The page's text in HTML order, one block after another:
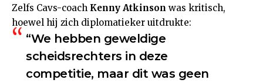
Zelfs Cavs-coach Kenny Atkinson was kritisch,
hoewel hij zich diplomatieker uitdrukte:
“We hebben geweldige
scheidsrechters in deze
competitie, maar dit was geen